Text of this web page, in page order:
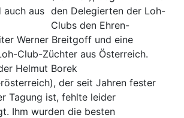
den Delegierten der Loh-
Clubs den Ehren-
Werner Breitgoff und eine
Club-Züchter aus Österreich.
Helmut Borek
der seit Jahren fester
Tagung ist, fehlte leider
Ihm wurden die besten